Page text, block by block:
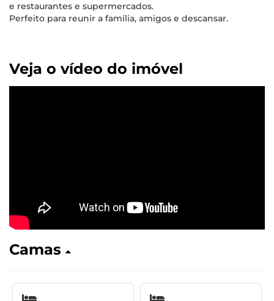
e restaurantes e supermercados.
Perfeito para reunir a família, amigos e descansar.
Veja o vídeo do imóvel
Camas